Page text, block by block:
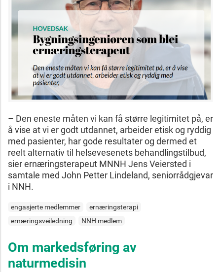
– Den eneste måten vi kan få større legitimitet på, er
å vise at vi er godt utdannet, arbeider etisk og ryddig
med pasienter, har gode resultater og dermed et
reelt alternativ til helsevesenets behandlingstilbud,
sier ernæringsterapeut MNNH Jens Veiersted i
samtale med John Petter Lindeland, seniorrådgjevar
i NNH.
engasjerte medlemmer
ernæringsterapi
ernæringsveiledning
NNH medlem
Om markedsføring av
naturmedisin